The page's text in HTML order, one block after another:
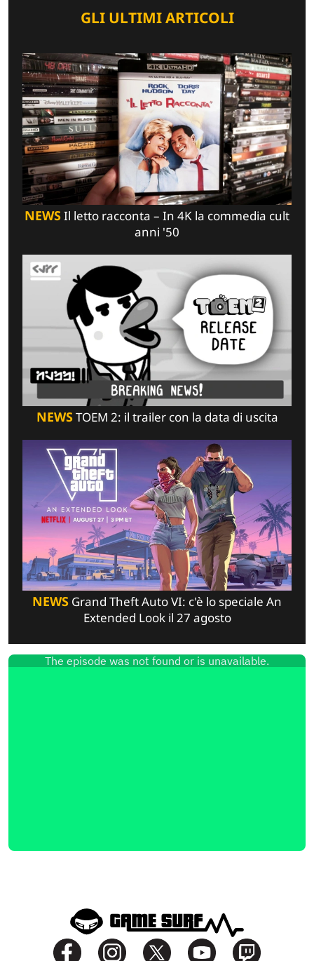
GLI ULTIMI ARTICOLI
NEWSIl letto racconta – In 4K la commedia cult
anni '50
NEWSTOEM 2: il trailer con la data di uscita
NEWS Grand Theft Auto VI: c'è lo speciale An
Extended Look il 27 agosto